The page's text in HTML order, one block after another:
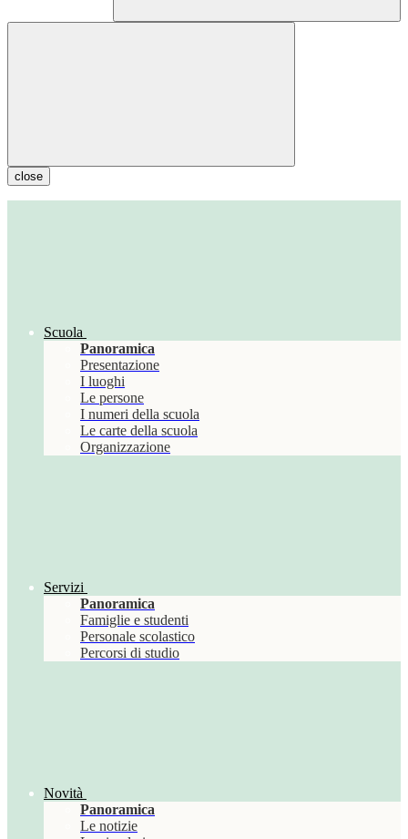
close
Scuola
Panoramica
Presentazione
I luoghi
Le persone
I numeri della scuola
Le carte della scuola
Organizzazione
Servizi
Panoramica
Famiglie e studenti
Personale scolastico
Percorsi di studio
Novità
Panoramica
Le notizie